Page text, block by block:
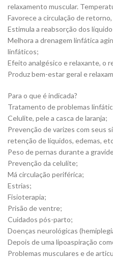
relaxamento muscular.
Favorece a circulação de
Estimula a reabsorção dos
Melhora a drenagem linfática
linfáticos;
Efeito analgésico e relaxante, o
Produz bem-estar geral e
Para o que é indicada?
Tratamento de problemas
Celulite, pele a casca de laranja;
Prevenção de varizes com seus
retenção de líquidos, edemas,
Peso de pernas durante a
Prevenção da celulite;
Má circulação periférica;
Estrias;
Fisioterapia;
Prisão de ventre;
Cuidados pós-parto;
Doenças neurológicas
Depois de uma lipoaspiração
Problemas musculares e de